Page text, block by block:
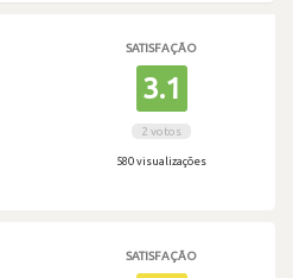
SATISFAÇÃO
3.1
2 votos
580 visualizações
SATISFAÇÃO